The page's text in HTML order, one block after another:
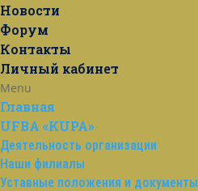
Новости
Форум
Контакты
Личный кабинет
Menu
Главная
UFBA «KUPA»
Деятельность организации
Наши филиалы
Уставные положения и документы